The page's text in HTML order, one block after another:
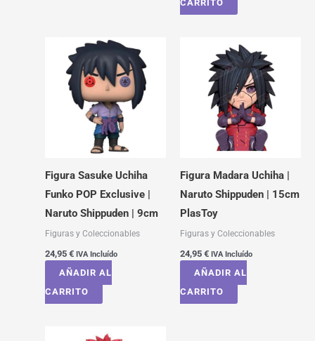
CARRITO
Figura Sasuke Uchiha
Funko POP Exclusive |
Naruto Shippuden | 9cm
Figuras y Coleccionables
24,95 € IVA Incluído
AÑADIR AL
CARRITO
Figura Madara Uchiha |
Naruto Shippuden | 15cm
PlasToy
Figuras y Coleccionables
24,95 € IVA Incluído
AÑADIR AL
CARRITO